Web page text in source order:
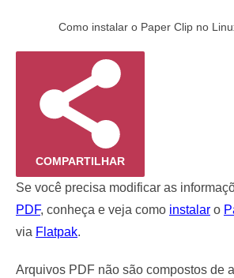
Como instalar o Paper Clip no
COMPARTILHAR
Se você precisa modificar as
PDF, conheça e veja como instalar o
via Flatpak.
Arquivos PDF não são compostos de